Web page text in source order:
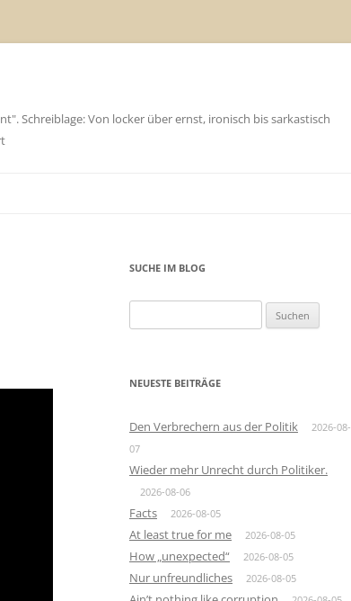
Schreiblage: Von locker über ernst, ironisch bis sarkastisch
SUCHE IM BLOG
nach:
NEUESTE BEITRÄGE
Den Verbrechern aus der Politik
2026-08-
07
Wieder mehr Unrecht durch Politiker.
2026-08-06
Facts 2026-08-05
At least true for me 2026-08-05
How „unexpected“ 2026-08-05
Nur unfreundliches 2026-08-05